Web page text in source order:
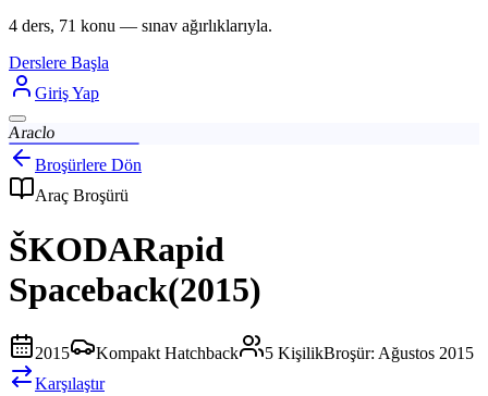
4 ders, 71 konu — sınav ağırlıklarıyla.
Derslere Başla
Giriş Yap
Araclo
Broşürlere Dön
Araç Broşürü
ŠKODARapid
Spaceback(2015)
2015 Kompakt Hatchback 5 KişilikBroşür: Ağustos 2015
Karşılaştır